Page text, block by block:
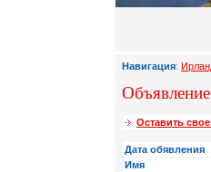
Навигация:
Оставить
Дата обявления
Имя